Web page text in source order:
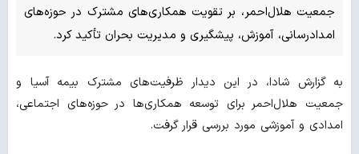
جمعیت هلال‌احمر، بر تقویت همکاری‌های مشترک در حوزه‌های
امدادرسانی، آموزش، پیشگیری و مدیریت بحران تأکید کرد.
به گزارش شادا، در این دیدار ظرفیت‌های مشترک بیمه آسیا و
جمعیت هلال‌احمر برای توسعه همکاری‌ها در حوزه‌های اجتماعی،
امدادی و آموزشی مورد بررسی قرار گرفت.